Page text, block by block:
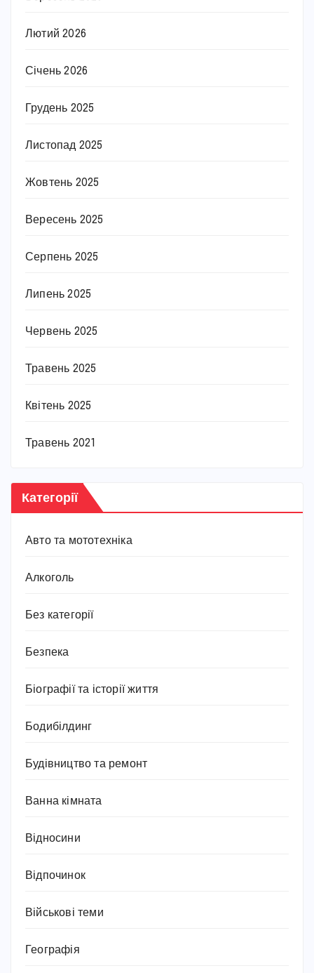
Лютий 2026
Січень 2026
Грудень 2025
Листопад 2025
Жовтень 2025
Вересень 2025
Серпень 2025
Липень 2025
Червень 2025
Травень 2025
Квітень 2025
Травень 2021
Категорії
Авто та мототехніка
Алкоголь
Без категорії
Безпека
Біографії та історії життя
Бодибілдинг
Будівництво та ремонт
Ванна кімната
Відносини
Відпочинок
Військові теми
Географія